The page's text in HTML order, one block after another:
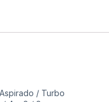
/ Turbo